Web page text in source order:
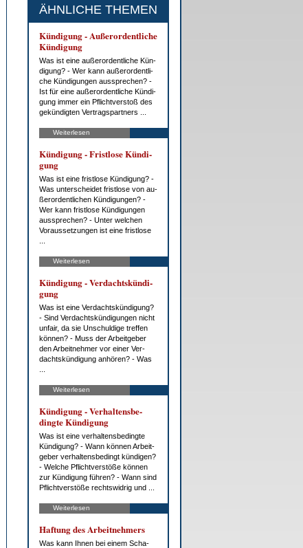
ÄHNLICHE THEMEN
Kün­di­gung - Au­ßer­or­dent­li­che
Kün­di­gung
Was ist ei­ne au­ßer­or­dent­li­che Kün­
di­gung? - Wer kann au­ßer­or­dent­li­
che Kün­di­gun­gen aus­spre­chen? -
Ist für ei­ne au­ßer­or­dent­li­che Kün­di­
gung im­mer ein Pflicht­ver­stoß des
ge­kün­dig­ten Ver­trags­part­ners ...
Weiterlesen
Kün­di­gung - Frist­lo­se Kün­di­
gung
Was ist ei­ne frist­lo­se Kün­di­gung? -
Was un­ter­schei­det frist­lo­se von au­
ßer­or­dent­li­chen Kün­di­gun­gen? -
Wer kann frist­lo­se Kün­di­gun­gen
aus­spre­chen? - Un­ter wel­chen
Vor­aus­set­zun­gen ist ei­ne frist­lo­se
Weiterlesen
Kün­di­gung - Ver­dachts­kün­di­
gung
Was ist ei­ne Ver­dachts­kün­di­gung?
- Sind Ver­dachts­kün­di­gun­gen nicht
un­fair, da sie Un­schul­di­ge tref­fen
kön­nen? - Muss der Ar­beit­ge­ber
den Ar­beit­neh­mer vor ei­ner Ver­
dachts­kün­di­gung an­hö­ren? - Was
Weiterlesen
Kün­di­gung - Ver­hal­tens­be­
ding­te Kün­di­gung
Was ist ei­ne ver­hal­tens­be­ding­te
Kün­di­gung? - Wann kön­nen Ar­beit­
ge­ber ver­hal­tens­be­dingt kün­di­gen?
- Wel­che Pflicht­ver­stö­ße kön­nen
zur Kün­di­gung füh­ren? - Wann sind
Pflicht­ver­stö­ße rechts­wid­rig und ...
Weiterlesen
Haf­tung des Ar­beit­neh­mers
Was kann Ih­nen bei ei­nem Scha­